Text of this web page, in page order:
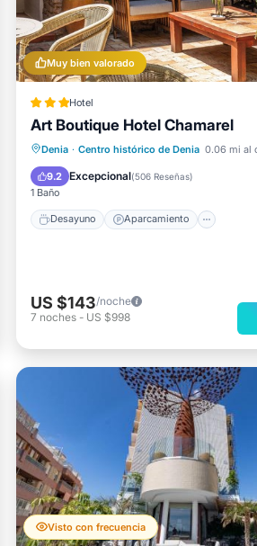
Muy bien valorado
Hotel
Art Boutique Hotel Chamarel
Denia · Centro histórico de Denia 0.06 mi al
9.2 Excepcional(506 Reseñas)
1 Baño
Desayuno Aparcamiento
Desayuno
Aparcamiento
Balcón/Terraza
US $143/noche
7 noches - US $998
Visto con frecuencia